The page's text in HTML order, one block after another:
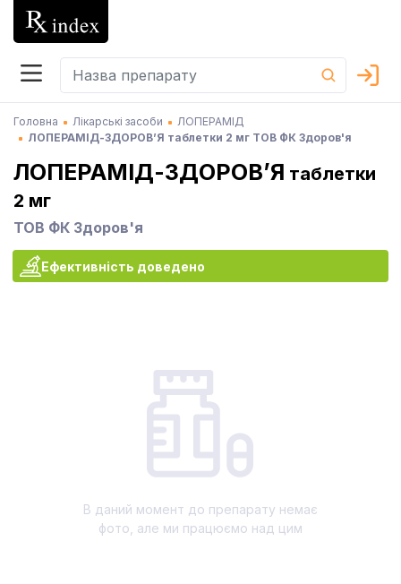
Головна Лікарські засоби
ЛОПЕРАМІД
ЛОПЕРАМІД-ЗДОРОВ’Я таблетки 2 мг ТОВ ФК Здоров'я
ЛОПЕРАМІД-ЗДОРОВ’Я таблетки
2 мг
ТОВ ФК Здоров'я
Ефективність доведено
В даний момент до препарату немає
фото, але ми працюємо над цим